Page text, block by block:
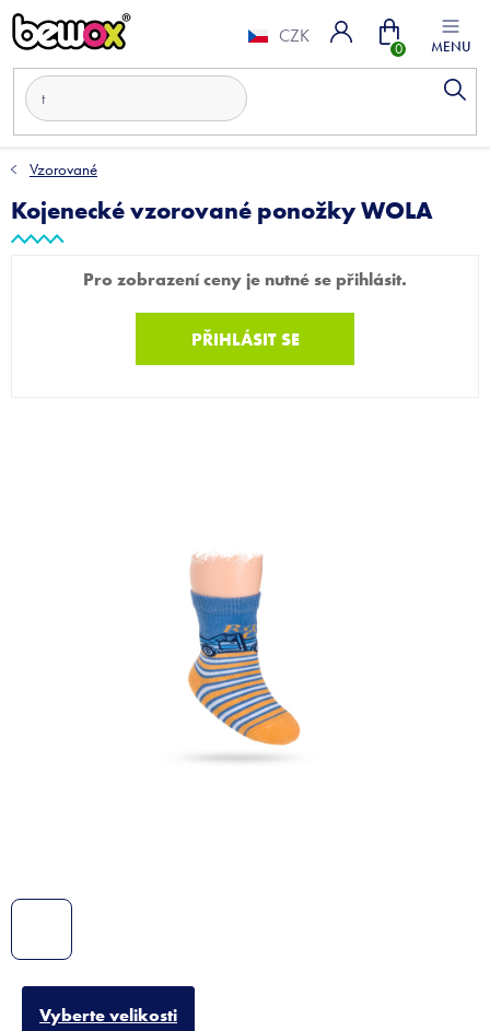
Přejít
na
CZK Nákupní
Vzorované
Kojenecké vzorované ponožky WOLA
Pro zobrazení ceny je nutné se přihlásit.
PŘIHLÁSIT SE
Vyberte velikosti